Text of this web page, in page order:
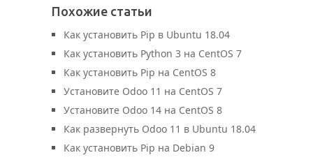
Похожие статьи
Как установить Pip в Ubuntu 18.04
Как установить Python 3 на CentOS 7
Как установить Pip на CentOS 8
Установите Odoo 11 на CentOS 7
Установите Odoo 14 на CentOS 8
Как развернуть Odoo 11 в Ubuntu 18.04
Как установить Pip на Debian 9